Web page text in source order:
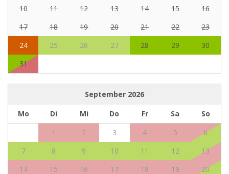
10
11 12 13 14 15
16
17
18 19 20 21 22
23
24
25 26 27 28 29
30
31
September 2026
Mo
Di Mi Do Fr Sa
So
1
2 3 4 5
6
7
8 9 10 11 12
13
14
15 16 17 18 19
20